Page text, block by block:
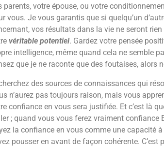
parents, votre épouse, ou votre
vous. Je vous garantis que si quelqu’un
vos résultats dans la vie ne seront rien
véritable potentiel. Gardez votre pensée
intelligence, même quand cela ne semble
que je ne raconte que des foutaises, alors
des sources de connaissances qui
n’aurez pas toujours raison, mais vous
confiance en vous sera justifiée. Et c’est là
; quand vous vous ferez vraiment confiance
la confiance en vous comme une capacité
pousser en avant de façon cohérente.